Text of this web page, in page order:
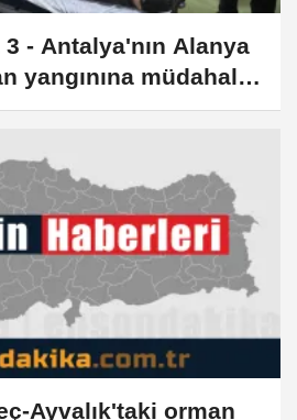
3 - Antalya'nın Alanya
yangınına müdahale
Ayvalık'taki orman